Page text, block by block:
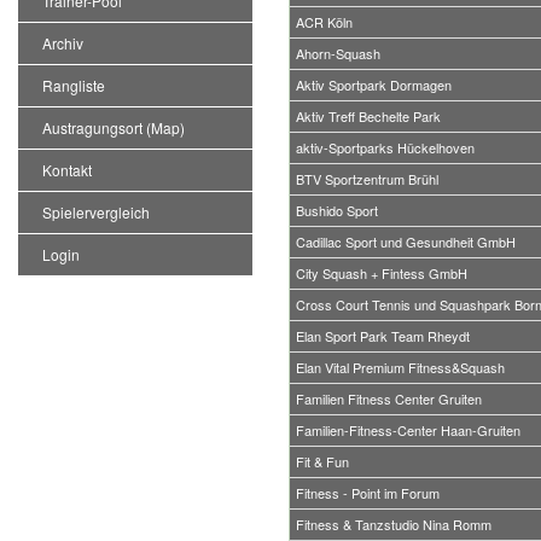
Archiv
Rangliste
Austragungsort (Map)
Kontakt
Spielervergleich
Login
ACR Köln
Ahorn-Squash
Aktiv Sportpark Dormagen
Aktiv Treff Bechelte Park
aktiv-Sportparks Hückelhoven
BTV Sportzentrum Brühl
Bushido Sport
Cadillac Sport und Gesundheit GmbH
City Squash + Fintess GmbH
Cross Court Tennis und Squashpark
Elan Sport Park Team Rheydt
Elan Vital Premium Fitness&Squash
Familien Fitness Center Gruiten
Familien-Fitness-Center Haan-Gruiten
Fit & Fun
Fitness - Point im Forum
Fitness & Tanzstudio Nina Romm